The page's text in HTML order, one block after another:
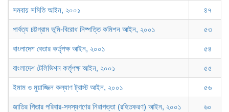
সমবায় সমিতি আইন, ২০০১ ৪৭
পার্বত্য চট্টগ্রাম ভূমি-বিরোধ নিষ্পত্তি কমিশন আইন, ২০০১ ৫৩
বাংলাদেশ বেতার কর্তৃপক্ষ আইন, ২০০১ ৫৪
বাংলাদেশ টেলিভিশন কর্তৃপক্ষ আইন, ২০০১ ৫৫
ইমাম ও মুয়াজ্জিন কল্যাণ ট্রাস্ট আইন, ২০০১ ৫৬
জাতির পিতার পরিবার-সদস্যগণের নিরাপত্তা (রহিতকরণ) আইন, ২০০১ ৬০